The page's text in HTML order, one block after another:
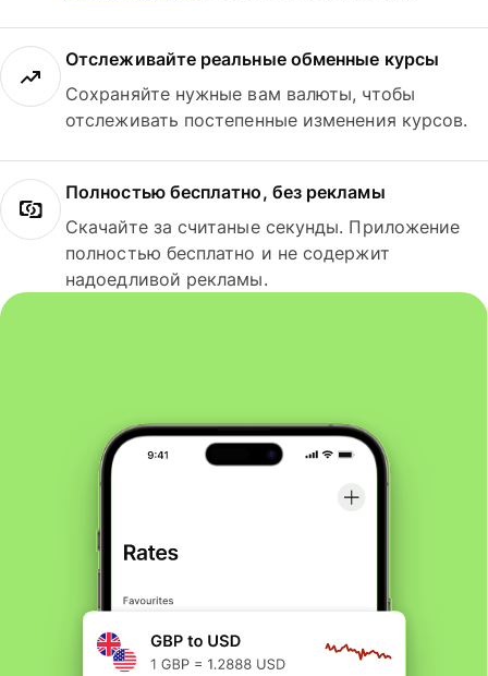
Отслеживайте реальные обменные курсы
Сохраняйте нужные вам валюты, чтобы
отслеживать постепенные изменения курсов.
Полностью бесплатно, без рекламы
Скачайте за считаные секунды. Приложение
полностью бесплатно и не содержит
надоедливой рекламы.